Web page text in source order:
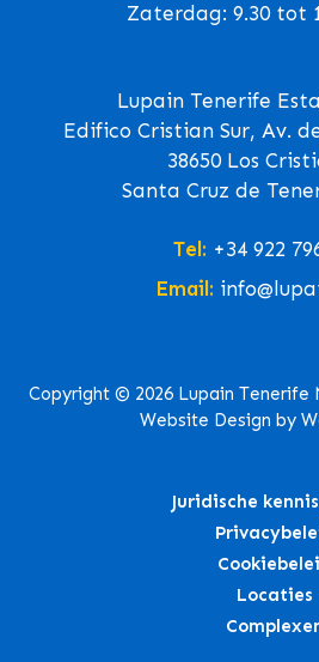
Zaterdag: 9.30 tot
Lupain Tenerife
Edifico Cristian Sur, Av.
38650 Los
Santa Cruz de
Tel: +34 922
Email:
Copyright © 2026 Lupain Tenerife
Website Design by
Juridische
Locaties